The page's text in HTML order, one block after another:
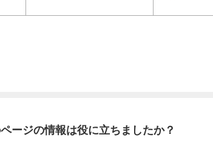
ージの情報は役に立ちましたか？